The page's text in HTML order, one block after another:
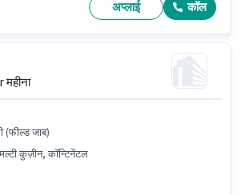
नॉर्थ इंडियन, तंदूर, पिज़्ज़ा/पास्ता, फूड हाईजीन/ सेफ्टी,
अप्लाई कॉल
महीना
(फील्ड जाब)
कुज़ीन, कॉन्टिनेंटल